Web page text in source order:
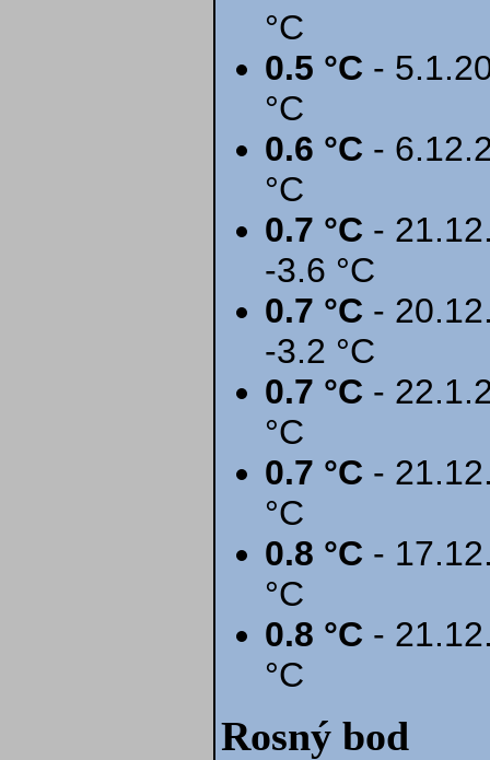
°C
0.5 °C -
°C
0.6 °C -
°C
0.7 °C -
-3.6 °C
0.7 °C -
-3.2 °C
0.7 °C -
°C
0.7 °C -
°C
0.8 °C -
°C
0.8 °C -
°C
Rosný bod